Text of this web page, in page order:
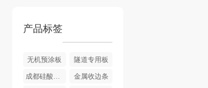
产品标签
无机预涂板 隧道专用板
成都硅酸钙穿孔复合吸音板 金属收边条